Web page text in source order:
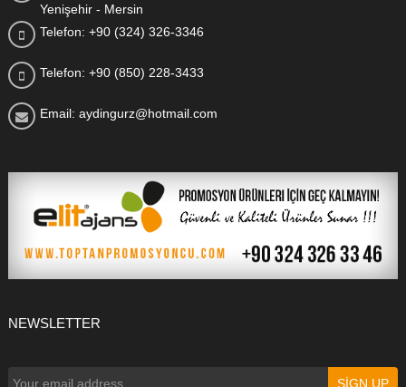
Yenişehir - Mersin
Telefon: +90 (324) 326-3346
Telefon: +90 (850) 228-3433
Email: aydingurz@hotmail.com
NEWSLETTER